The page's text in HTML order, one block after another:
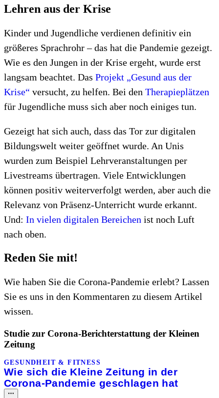
Lehren aus der Krise
Kinder und Jugendliche verdienen definitiv ein
größeres Sprachrohr – das hat die Pandemie gezeigt.
Wie es den Jungen in der Krise ergeht, wurde erst
langsam beachtet. Das Projekt „Gesund aus der
Krise“ versucht, zu helfen. Bei den Therapieplätzen
für Jugendliche muss sich aber noch einiges tun.
Gezeigt hat sich auch, dass das Tor zur digitalen
Bildungswelt weiter geöffnet wurde. An Unis
wurden zum Beispiel Lehrveranstaltungen per
Livestreams übertragen. Viele Entwicklungen
können positiv weiterverfolgt werden, aber auch die
Relevanz von Präsenz-Unterricht wurde erkannt.
Und: In vielen digitalen Bereichen ist noch Luft
nach oben.
Reden Sie mit!
Wie haben Sie die Corona-Pandemie erlebt? Lassen
Sie es uns in den Kommentaren zu diesem Artikel
wissen.
Studie zur Corona-Berichterstattung der Kleinen
Zeitung
GESUNDHEIT & FITNESS
Wie sich die Kleine Zeitung in der
Corona-Pandemie geschlagen hat